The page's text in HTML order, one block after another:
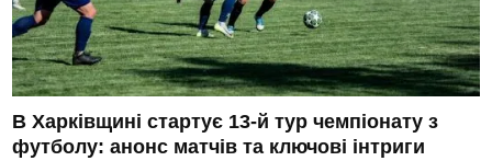
В Харківщині стартує 13-й тур чемпіонату з
футболу: анонс матчів та ключові інтриги